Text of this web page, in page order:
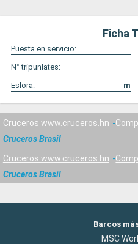
Ficha
Puesta en servicio:
N° tripunlates:
Eslora:
m
Cruceros www.cruceros.hn
Cruceros Brasil
Cruceros www.cruceros.hn
Cruceros Brasil
Barcos
MSC